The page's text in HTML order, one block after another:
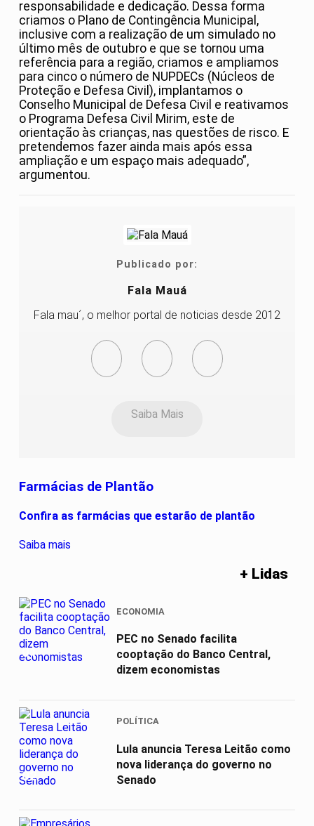
responsabilidade e dedicação. Dessa forma
criamos o Plano de Contingência Municipal,
inclusive com a realização de um simulado no
último mês de outubro e que se tornou uma
referência para a região, criamos e ampliamos
para cinco o número de NUPDECs (Núcleos de
Proteção e Defesa Civil), implantamos o
Conselho Municipal de Defesa Civil e reativamos
o Programa Defesa Civil Mirim, este de
orientação às crianças, nas questões de risco. E
pretendemos fazer ainda mais após essa
ampliação e um espaço mais adequado”,
argumentou.
Publicado por:
Fala Mauá
Fala mau´, o melhor portal de noticias desde 2012
Saiba Mais
Farmácias de Plantão
Confira as farmácias que estarão de plantão
Saiba mais
+ Lidas
01
ECONOMIA
PEC no Senado facilita
cooptação do Banco Central,
dizem economistas
02
POLÍTICA
Lula anuncia Teresa Leitão como
nova liderança do governo no
Senado